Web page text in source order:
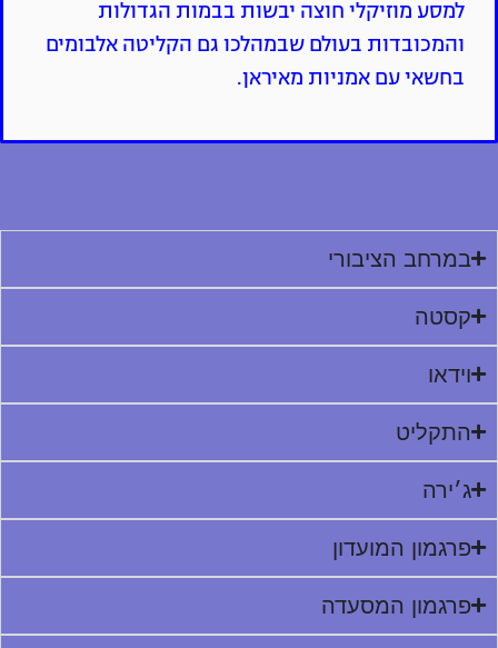
למסע מוזיקלי חוצה יבשות בבמות הגדולות
והמכובדות בעולם שבמהלכו גם הקליטה אלבומים
בחשאי עם אמניות מאיראן.
במרחב הציבורי
קסטה
וידאו
התקליט
ג׳ירה
פרגמון המועדון
פרגמון המסעדה